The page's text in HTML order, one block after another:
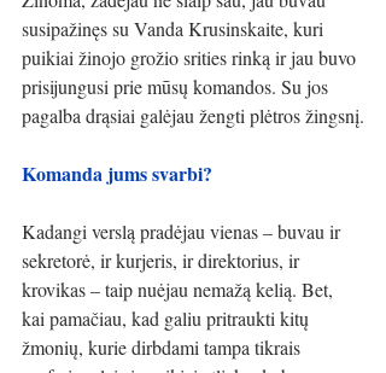
susipažinęs su Vanda Krusinskaite, kuri
puikiai žinojo grožio srities rinką ir jau buvo
prisijungusi prie mūsų komandos. Su jos
pagalba drąsiai galėjau žengti plėtros žingsnį.
Komanda jums svarbi?
Kadangi verslą pradėjau vienas – buvau ir
sekretorė, ir kurjeris, ir direktorius, ir
krovikas – taip nuėjau nemažą kelią. Bet,
kai pamačiau, kad galiu pritraukti kitų
žmonių, kurie dirbdami tampa tikrais